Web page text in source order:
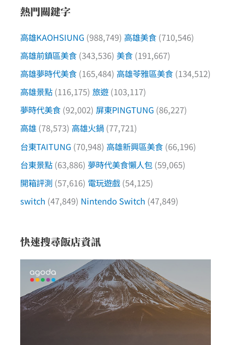
熱門關鍵字
高雄KAOHSIUNG (988,749) 高雄美食 (710,546)
高雄前鎮區美食 (343,536) 美食 (191,667)
高雄夢時代美食 (165,484) 高雄苓雅區美食 (134,512)
高雄景點 (116,175) 旅遊 (103,117)
夢時代美食 (92,002) 屏東PINGTUNG (86,227)
高雄 (78,573) 高雄火鍋 (77,721)
台東TAITUNG (70,948) 高雄新興區美食 (66,196)
台東景點 (63,886) 夢時代美食懶人包 (59,065)
開箱評測 (57,616) 電玩遊戲 (54,125)
switch (47,849) Nintendo Switch (47,849)
快速搜尋飯店資訊